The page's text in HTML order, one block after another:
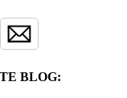
BLOG: